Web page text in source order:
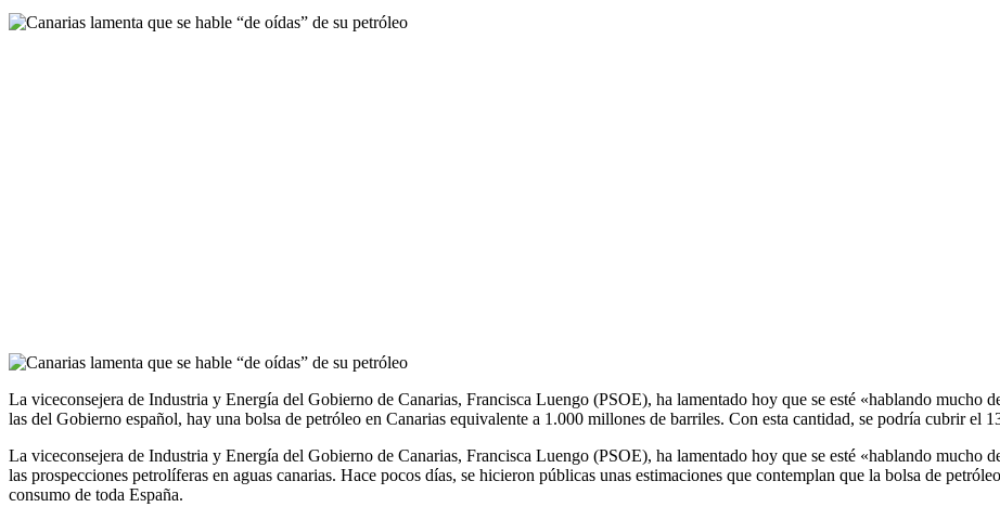
La viceconsejera de Industria y Energía del Gobierno de Canarias, Francisca Luengo (PSOE), ha lamentado hoy que se esté «hablando mucho
las del Gobierno español, hay una bolsa de petróleo en Canarias equivalente a 1.000 millones de barriles. Con esta cantidad, se podría cubrir el
La viceconsejera de Industria y Energía del Gobierno de Canarias, Francisca Luengo (PSOE), ha lamentado hoy que se esté «hablando mucho
las prospecciones petrolíferas en aguas canarias. Hace pocos días, se hicieron públicas unas estimaciones que contemplan que la bolsa de
consumo de toda España.